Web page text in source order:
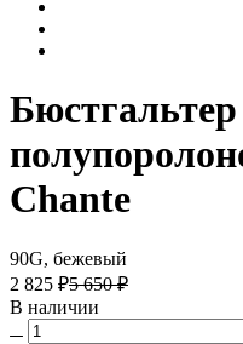
Бюстгальтер
Chante
90G, бежевый
2 825 ₽5 650 ₽
В наличии